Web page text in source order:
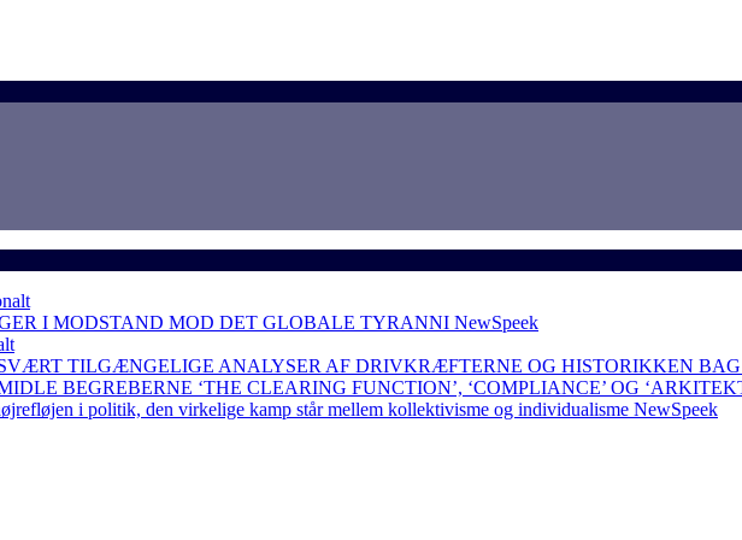
I MODSTAND MOD DET GLOBALE TYRANNI NewSpeek
TILGÆNGELIGE ANALYSER AF DRIVKRÆFTERNE OG HISTORIKKEN
BEGREBERNE ‘THE CLEARING FUNCTION’, ‘COMPLIANCE’ OG
i politik, den virkelige kamp står mellem kollektivisme og individualisme NewSpeek